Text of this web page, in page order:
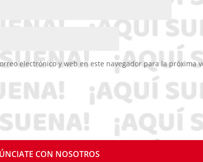
electrónico y web en este navegador para la próxima
CON NOSOTROS